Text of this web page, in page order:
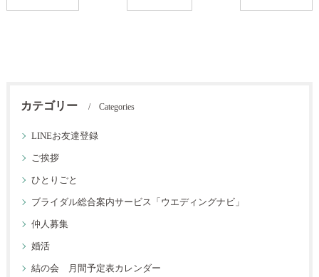
カテゴリー Categories
LINEお友達登録
ご挨拶
ひとりごと
ブライダル総合案内サービス「ウエディングナビ」
仲人募集
婚活
結の会 月間予定表カレンダー